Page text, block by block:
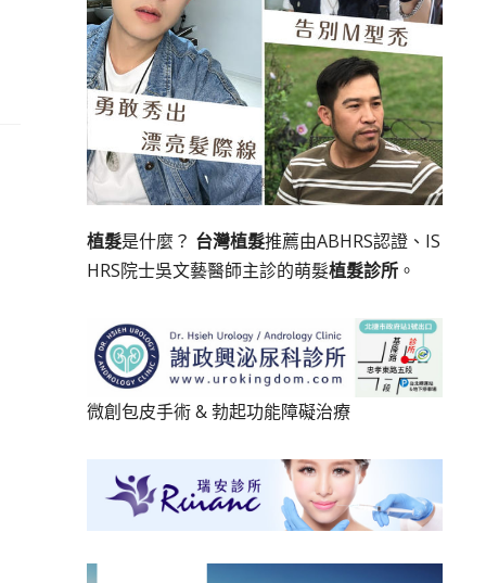
植髮是什麼？ 台灣植髮推薦由ABHRS認證、IS
HRS院士吳文藝醫師主診的萌髮植髮診所。
微創包皮手術&勃起功能障礙治療